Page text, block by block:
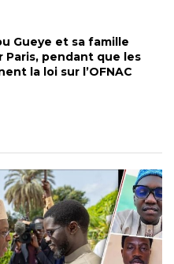
Gueye et sa famille
Paris, pendant que les
la loi sur l’OFNAC